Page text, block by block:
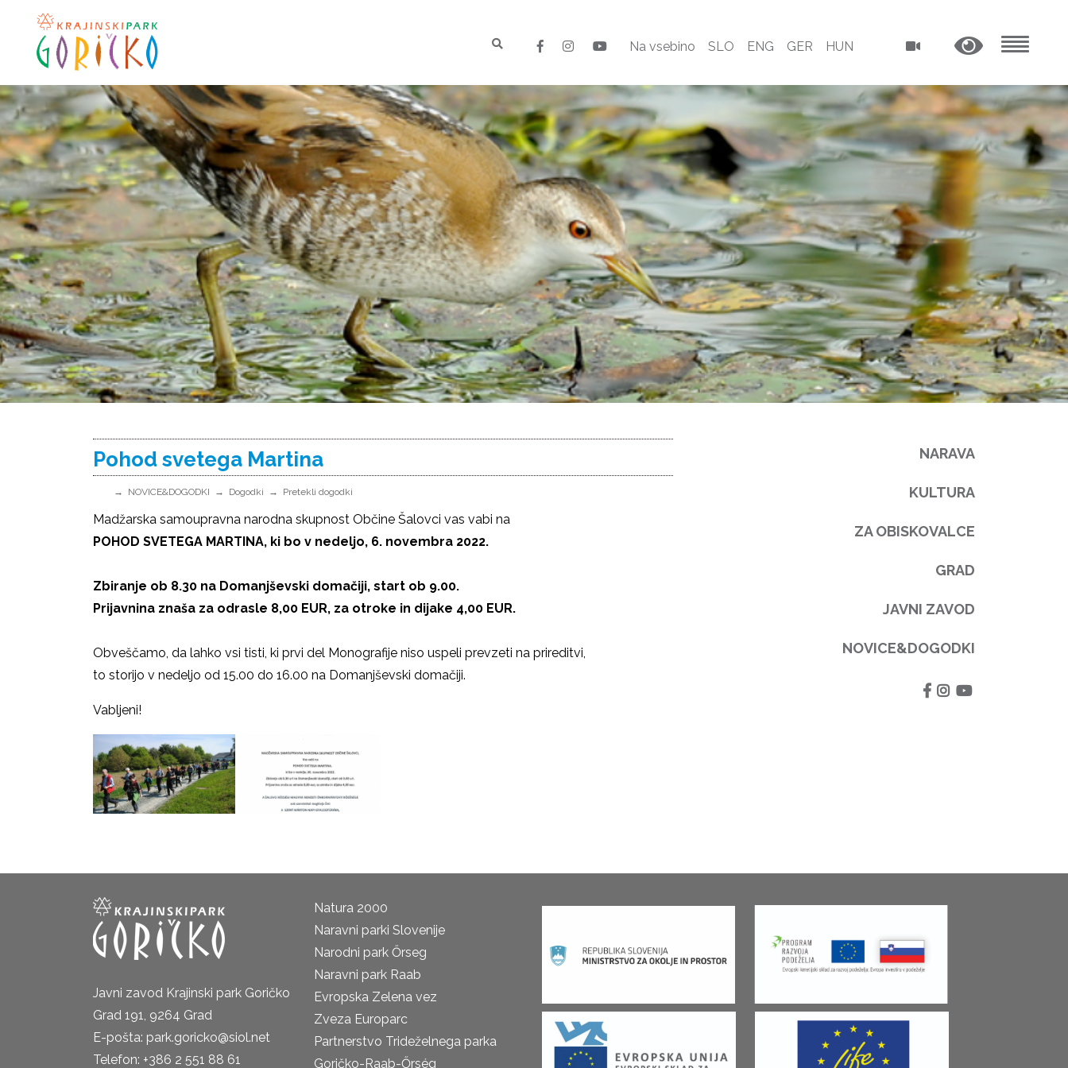
Na vsebino SLO ENG GER HUN
Pohod svetega Martina
NOVICE&DOGODKI Dogodki Pretekli dogodki
Madžarska samoupravna narodna skupnost Občine Šalovci vas vabi na
POHOD SVETEGA MARTINA, ki bo v nedeljo, 6. novembra 2022.
Zbiranje ob 8.30 na Domanjševski domačiji, start ob 9.00.
Prijavnina znaša za odrasle 8,00 EUR, za otroke in dijake 4,00 EUR.
Obveščamo, da lahko vsi tisti, ki prvi del Monografije niso uspeli prevzeti na prireditvi,
to storijo v nedeljo od 15.00 do 16.00 na Domanjševski domačiji.
Vabljeni!
NARAVA
KULTURA
ZA OBISKOVALCE
GRAD
JAVNI ZAVOD
NOVICE&DOGODKI
Javni zavod Krajinski park Goričko
Grad 191, 9264 Grad
E-pošta: park.goricko@siol.net
Telefon: +386 2 551 88 61
Natura 2000
Naravni parki Slovenije
Narodni park Őrseg
Naravni park Raab
Evropska Zelena vez
Zveza Europarc
Partnerstvo Trideželnega parka
Goričko-Raab-Őrség